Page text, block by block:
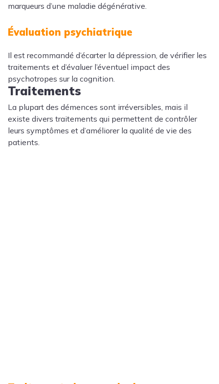
marqueurs d’une maladie dégénérative.
Évaluation psychiatrique
Il est recommandé d’écarter la dépression, de vérifier les
traitements et d’évaluer l’éventuel impact des
psychotropes sur la cognition.
Traitements
La plupart des démences sont irréversibles, mais il
existe divers traitements qui permettent de contrôler
leurs symptômes et d’améliorer la qualité de vie des
patients.